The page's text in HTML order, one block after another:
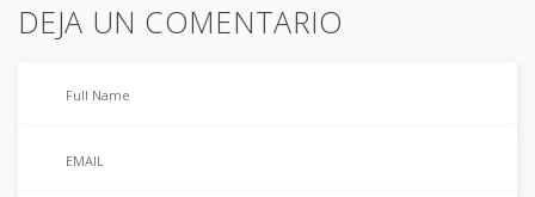
DEJA UN COMENTARIO